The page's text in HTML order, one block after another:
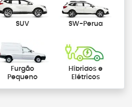
SUV SW-Perua
Furgão
Pequeno
Híbridos e
Elétricos